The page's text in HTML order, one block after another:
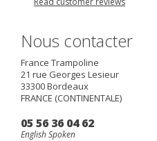
Nous contacter
France Trampoline
21 rue Georges Lesieur
33300Bordeaux
FRANCE (CONTINENTALE)
05 56 36 04 62
English Spoken